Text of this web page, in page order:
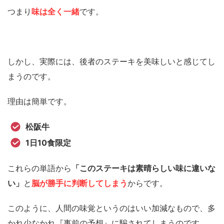
つまり 味は全く一緒です。
しかし、実際には、後者のステーキを美味しいと感じてし
まうのです。
理由は簡単です。
松阪牛
1日10食限定
これらの単語から 「このステーキは素晴らしい味に違いな
い」 と 脳が勝手に判断してしまうからです。
このように、人間の味覚というのはいい加減なもので、多